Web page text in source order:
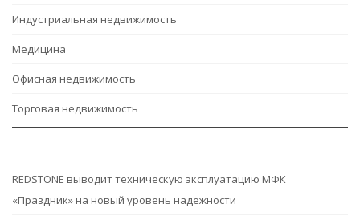
Индустриальная недвижимость
Медицина
Офисная недвижимость
Торговая недвижимость
REDSTONE выводит техническую эксплуатацию МФК
«Праздник» на новый уровень надежности